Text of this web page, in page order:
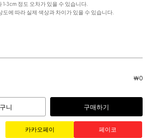
정도 오차가 있을 수 있습니다.
에 따라 실제 색상과 차이가 있을 수 있습니다.
￦0
니 구매하기